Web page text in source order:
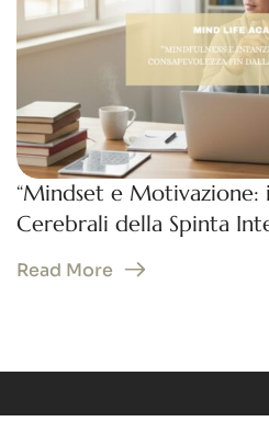
“Mindset e Motivazione:
Cerebrali della Spinta
Read More